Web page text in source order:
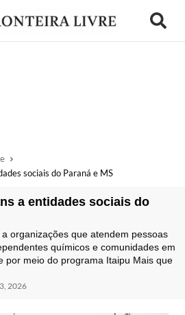
sociais do Paraná e MS
a entidades sociais do
organizações que atendem pessoas
químicos e comunidades em
por meio do programa Itaipu Mais que
2026